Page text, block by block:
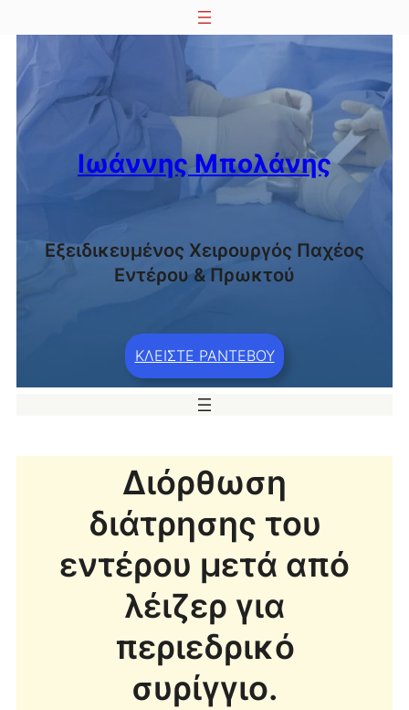
στο
περιεχόμενο
Ιωάννης Μπολάνης
Εξειδικευμένος Χειρουργός Παχέος
Εντέρου & Πρωκτού
ΚΛΕΙΣΤΕ ΡΑΝΤΕΒΟΥ
Διόρθωση
διάτρησης του
εντέρου μετά από
λέιζερ για
περιεδρικό
συρίγγιο.